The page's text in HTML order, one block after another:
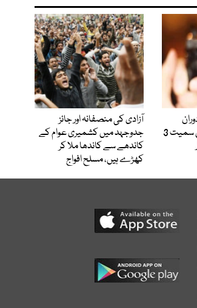
فائرنگ، یوسی چیئرمین سمیت 3
آزادی کی منصفانہ اور جائز
جدوجہد میں کشمیری عوام کے
کاندھے سے کاندھا ملا کر
کھڑے ہیں، مسلح افواج